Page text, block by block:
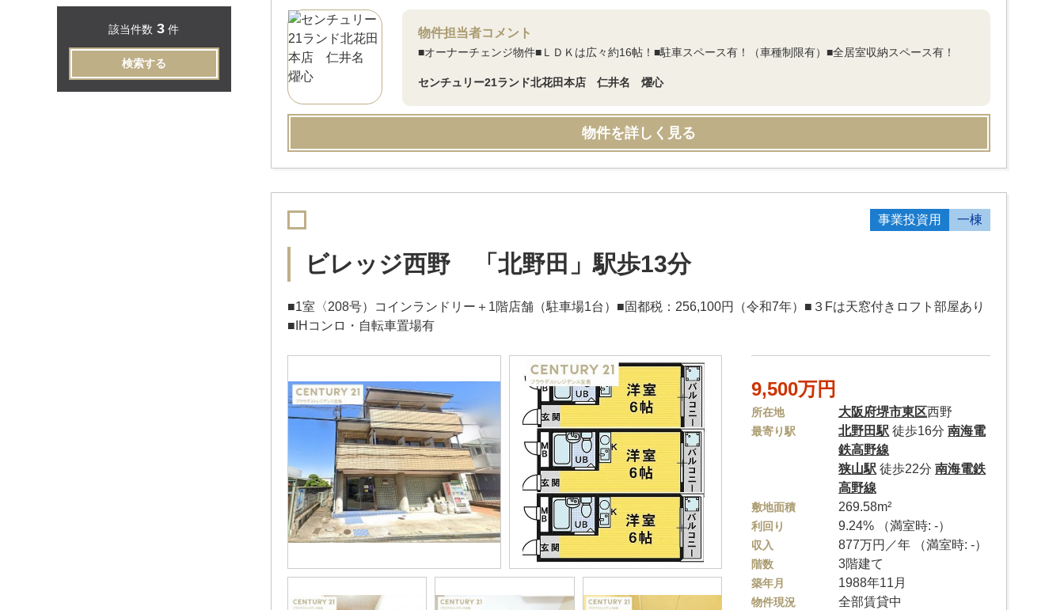
物件担当者コメント
■オーナーチェンジ物件■ＬＤＫは広々約16帖！■駐車スペース有！（車種制限有）■全居室収納スペース有！
センチュリー21ランド北花田本店 仁井名 燿心
物件を詳しく見る
事業投資用 一棟
ビレッジ西野 「北野田」駅歩13分
■1室〈208号）コインランドリー＋1階店舗（駐車場1台）■固都税：256,100円（令和7年）■３Fは天窓付きロフト部屋あり
■IHコンロ・自転車置場有
9,500万円
所在地 大阪府堺市東区西野
最寄り駅 北野田駅 徒歩16分南海電
鉄高野線
狭山駅 徒歩22分南海電鉄
高野線
敷地面積 269.58m²
利回り 9.24% （満室時: -）
収入 877万円／年 （満室時: -）
階数 3階建て
築年月 1988年11月
物件現況 全部賃貸中
該当件数 3 件
検索する